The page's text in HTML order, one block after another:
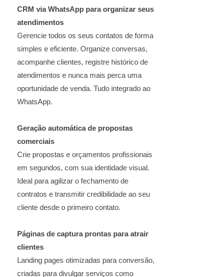
CRM via WhatsApp para organizar seus
atendimentos
Gerencie todos os seus contatos de forma
simples e eficiente. Organize conversas,
acompanhe clientes, registre histórico de
atendimentos e nunca mais perca uma
oportunidade de venda. Tudo integrado ao
WhatsApp.
Geração automática de propostas
comerciais
Crie propostas e orçamentos profissionais
em segundos, com sua identidade visual.
Ideal para agilizar o fechamento de
contratos e transmitir credibilidade ao seu
cliente desde o primeiro contato.
Páginas de captura prontas para atrair
clientes
Landing pages otimizadas para conversão,
criadas para divulgar serviços como